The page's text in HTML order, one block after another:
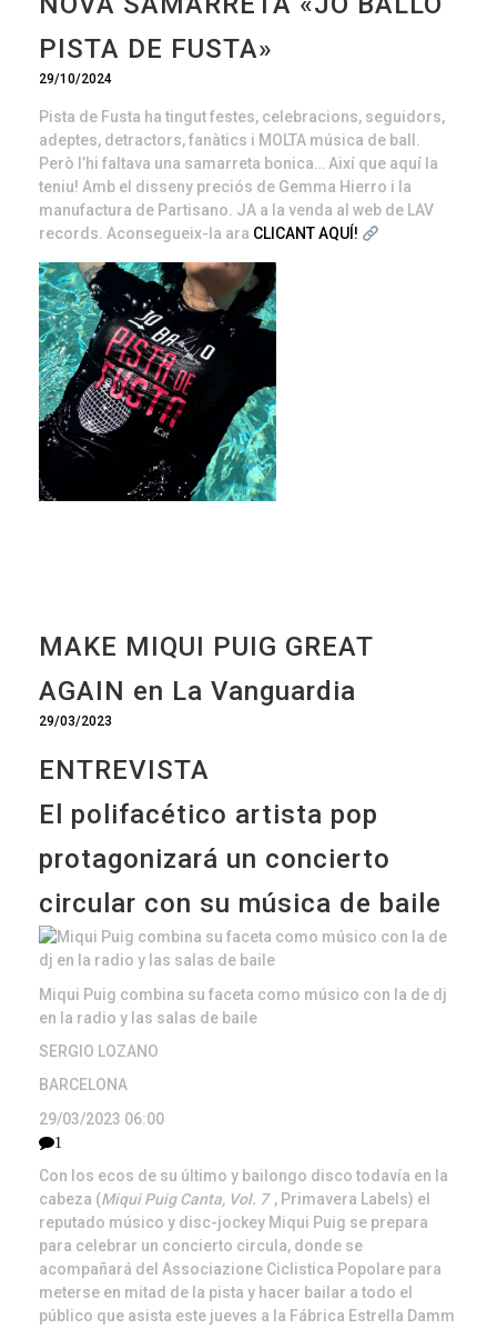
PISTA DE FUSTA»
29/10/2024
Pista de Fusta ha tingut festes, celebracions, seguidors,
adeptes, detractors, fanàtics i MOLTA música de ball.
Però l’hi faltava una samarreta bonica… Així que aquí la
teniu! Amb el disseny preciós de Gemma Hierro i la
manufactura de Partisano. JA a la venda al web de LAV
records. Aconsegueix-la ara CLICANT AQUÍ!
MAKE MIQUI PUIG GREAT
AGAIN en La Vanguardia
29/03/2023
ENTREVISTA
El polifacético artista pop
protagonizará un concierto
circular con su música de baile
Miqui Puig combina su faceta como músico con la de dj
en la radio y las salas de baile
SERGIO LOZANO
BARCELONA
29/03/2023 06:00
1
Con los ecos de su último y bailongo disco todavía en la
cabeza (Miqui Puig Canta, Vol. 7 , Primavera Labels) el
reputado músico y disc-jockey Miqui Puig se prepara
para celebrar un concierto circula, donde se
acompañará del Associazione Ciclistica Popolare para
meterse en mitad de la pista y hacer bailar a todo el
público que asista este jueves a la Fábrica Estrella Damm